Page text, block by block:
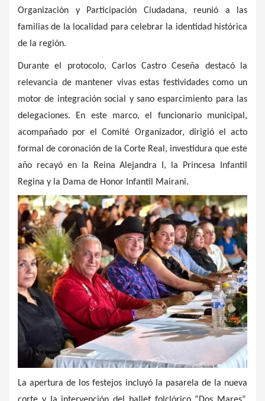
Organización y Participación Ciudadana, reunió a las
familias de la localidad para celebrar la identidad histórica
de la región.
Durante el protocolo, Carlos Castro Ceseña destacó la
relevancia de mantener vivas estas festividades como un
motor de integración social y sano esparcimiento para las
delegaciones. En este marco, el funcionario municipal,
acompañado por el Comité Organizador, dirigió el acto
formal de coronación de la Corte Real, investidura que este
año recayó en la Reina Alejandra I, la Princesa Infantil
Regina y la Dama de Honor Infantil Mairani.
La apertura de los festejos incluyó la pasarela de la nueva